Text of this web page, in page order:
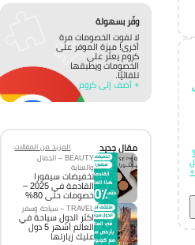
وفّر بسهولة
لا تفوت الخصومات مرة
أخرى! ميزة الموفر على
كروم يعثر على
الخصومات ويطبقها
تلقائيًا.
+ أضف إلى كروم
مقال جديد
المزيد من المقالات
BEAUTY – الجمال
والعناية
تخفيضات سيفورا
القادمة في 2025 –
خصومات حتى 80%
TRAVEL – سياحة وسفر
اكثر الدول سياحة في
العالم أشهر 5 دول
عليك زيارتها